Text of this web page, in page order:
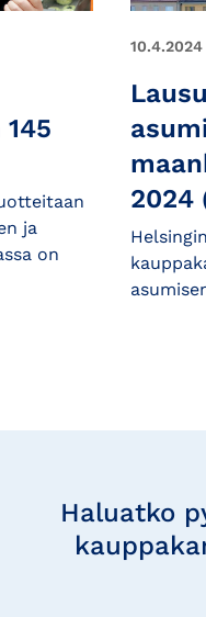
ja
on
10.4.2024
2024
Haluatko